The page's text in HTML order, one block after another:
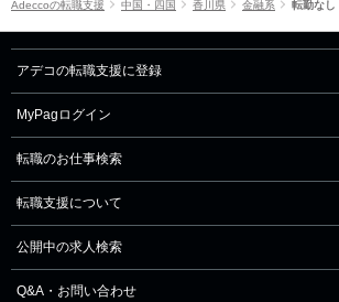
Adeccoの転職支援 中国・四国 香川県 金融系 転勤なし
アデコの転職支援に登録
MyPagログイン
転職のお仕事検索
転職支援について
公開中の求人検索
Q&A・お問い合わせ